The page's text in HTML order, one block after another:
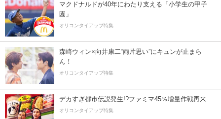
マクドナルドが40年にわたり支える「小学生の甲子
園」
オリコンタイアップ特集
森崎ウィン×向井康二“両片思い”にキュンが止まら
ん！
オリコンタイアップ特集
デカすぎ都市伝説発生!?ファミマ45％増量作戦再来
オリコンタイアップ特集